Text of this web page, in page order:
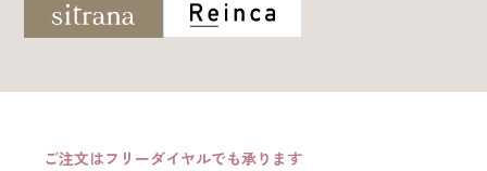
ご注文はフリーダイヤルでも承ります